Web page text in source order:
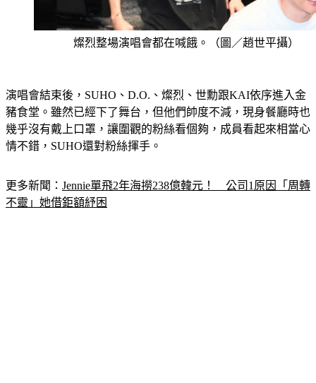
演唱會結束後，SUHO、D.O.、燦烈、世勳跟KAI依序進入金
豬食堂。雖然已經下了舞台，但他們帥度不減，現身餐廳時也
幾乎沒有戴上口罩，讓圍觀的粉絲看個夠，成員看起來相當心
更多新聞：Jennie單飛2年海撈238億韓元！　公司1原因「周轉